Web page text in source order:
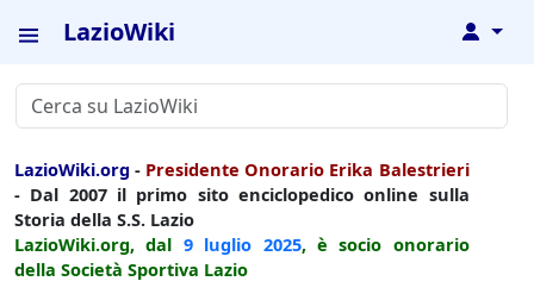
LazioWiki ↓
LazioWiki.org - Presidente Onorario Erika Balestrieri
- Dal 2007 il primo sito enciclopedico online sulla
Storia della S.S. Lazio
LazioWiki.org, dal 9 luglio 2025, è socio onorario
della Società Sportiva Lazio